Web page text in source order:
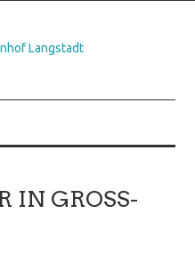
GROSS-U